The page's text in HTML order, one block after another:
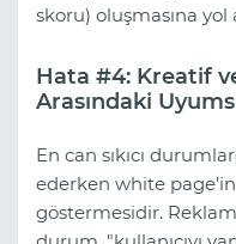
skoru) oluşmasına yol
Hata #4: Kreatif
Arasındaki
En can sıkıcı
ederken white
göstermesidir.